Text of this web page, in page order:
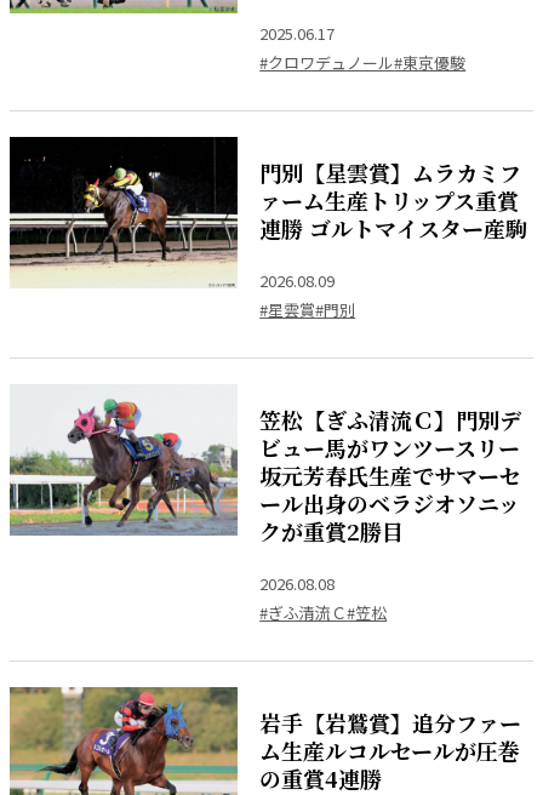
2025.06.17
#クロワデュノール#東京優駿
門別【星雲賞】ムラカミフ
ァーム生産トリップス重賞
連勝 ゴルトマイスター産駒
2026.08.09
#星雲賞#門別
笠松【ぎふ清流Ｃ】門別デ
ビュー馬がワンツースリー
坂元芳春氏生産でサマーセ
ール出身のベラジオソニッ
クが重賞2勝目
2026.08.08
#ぎふ清流Ｃ#笠松
岩手【岩鷲賞】追分ファー
ム生産ルコルセールが圧巻
の重賞4連勝